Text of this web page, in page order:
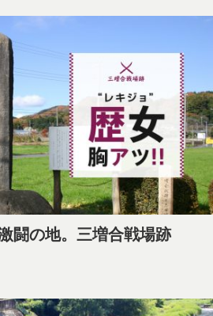
闘の地。三増合戦場跡